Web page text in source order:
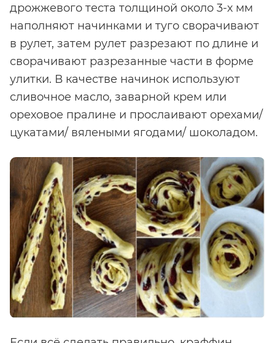
дрожжевого теста толщиной около 3-х мм
наполняют начинками и туго сворачивают
в рулет, затем рулет разрезают по длине и
сворачивают разрезанные части в форме
улитки. В качестве начинок используют
сливочное масло, заварной крем или
ореховое пралине и прослаивают орехами/
цукатами/ вялеными ягодами/ шоколадом.